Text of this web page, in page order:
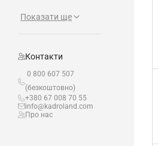
Показати ще
Контакти
0 800 607 507
(безкоштовно)
+380 67 008 70 55
info@kadroland.com
Про нас